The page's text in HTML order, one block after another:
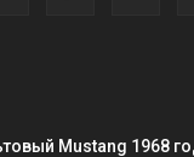
Mustang 1968